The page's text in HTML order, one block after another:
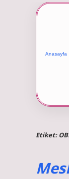
Anasayfa
Etiket: